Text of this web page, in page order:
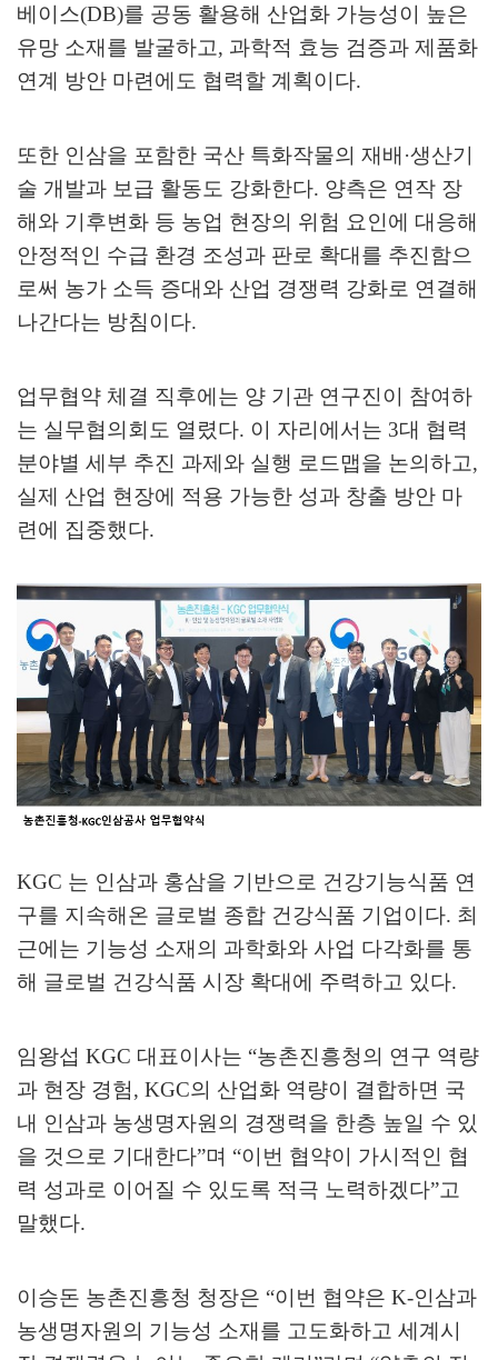
베이스(DB)를 공동 활용해 산업화 가능성이 높은
유망 소재를 발굴하고, 과학적 효능 검증과 제품화
연계 방안 마련에도 협력할 계획이다.
또한 인삼을 포함한 국산 특화작물의 재배·생산기
술 개발과 보급 활동도 강화한다. 양측은 연작 장
해와 기후변화 등 농업 현장의 위험 요인에 대응해
안정적인 수급 환경 조성과 판로 확대를 추진함으
로써 농가 소득 증대와 산업 경쟁력 강화로 연결해
나간다는 방침이다.
업무협약 체결 직후에는 양 기관 연구진이 참여하
는 실무협의회도 열렸다. 이 자리에서는 3대 협력
분야별 세부 추진 과제와 실행 로드맵을 논의하고,
실제 산업 현장에 적용 가능한 성과 창출 방안 마
련에 집중했다.
KGC 는 인삼과 홍삼을 기반으로 건강기능식품 연
구를 지속해온 글로벌 종합 건강식품 기업이다. 최
근에는 기능성 소재의 과학화와 사업 다각화를 통
해 글로벌 건강식품 시장 확대에 주력하고 있다.
임왕섭 KGC 대표이사는 “농촌진흥청의 연구 역량
과 현장 경험, KGC의 산업화 역량이 결합하면 국
내 인삼과 농생명자원의 경쟁력을 한층 높일 수 있
을 것으로 기대한다”며 “이번 협약이 가시적인 협
력 성과로 이어질 수 있도록 적극 노력하겠다”고
말했다.
이승돈 농촌진흥청 청장은 “이번 협약은 K-인삼과
농생명자원의 기능성 소재를 고도화하고 세계시